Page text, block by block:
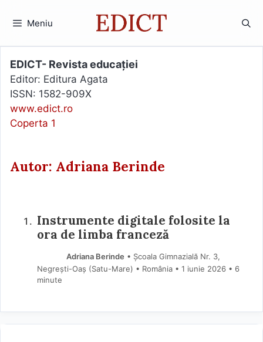
Meniu
EDICT- Revista educației
Editor: Editura Agata
ISSN: 1582-909X
www.edict.ro
Coperta 1
Autor: Adriana Berinde
Instrumente digitale folosite la
ora de limba franceză
Adriana Berinde • Școala Gimnazială Nr. 3,
Negrești-Oaș (Satu-Mare) • România
1 iunie 2026 • 6
minute